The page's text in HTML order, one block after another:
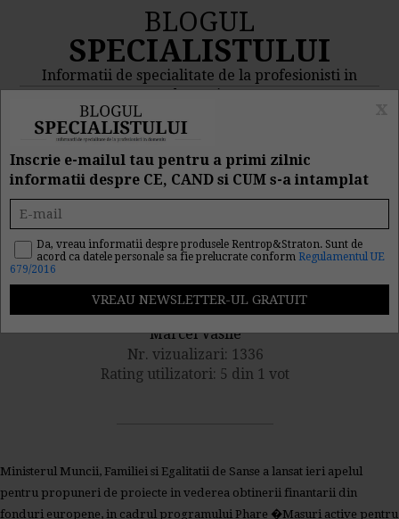
BLOGUL
SPECIALISTULUI
Informatii de specialitate de la profesionisti in
domeniu
MENIU
Dezvoltarea resurselor
umane
Publicat de catre
Marcel Vasile
Nr. vizualizari: 1336
Rating utilizatori: 5 din 1 vot
Ministerul Muncii, Familiei si Egalitatii de Sanse a lansat ieri apelul
pentru propuneri de proiecte in vederea obtinerii finantarii din
fonduri europene, in cadrul programului Phare �Masuri active pentru
Inscrie e-mailul tau pentru a primi zilnic
informatii despre CE, CAND si CUM s-a intamplat
Da, vreau informatii despre produsele Rentrop&Straton. Sunt de
acord ca datele personale sa fie prelucrate conform Regulamentul UE
679/2016